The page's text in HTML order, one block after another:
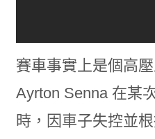
賽車事實上是個高
Ayrton Senna 在某
時，因車子失控並